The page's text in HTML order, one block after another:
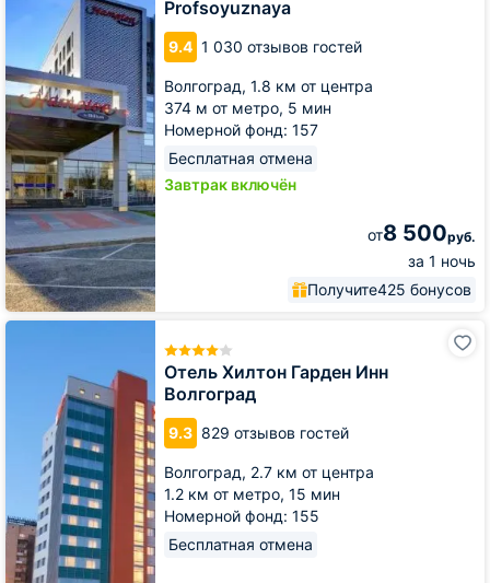
Profsoyuznaya
9.4 1 030 отзывов гостей
Волгоград, 1.8 км от центра
374 м от метро, 5 мин
Номерной фонд: 157
Бесплатная отмена
Завтрак включён
от8 500руб.
за 1 ночь
Получите425 бонусов
Volgograd
Profsoyuznaya
Отель Хилтон Гарден Инн
Волгоград
9.3 829 отзывов гостей
Волгоград, 2.7 км от центра
1.2 км от метро, 15 мин
Номерной фонд: 155
Бесплатная отмена
Отель
Волгоград